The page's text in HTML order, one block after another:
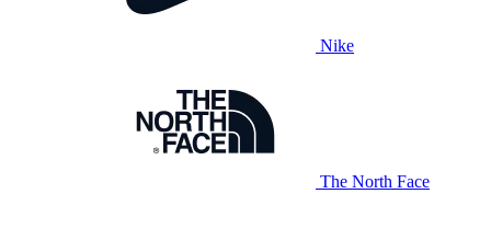
Nike
The North Face